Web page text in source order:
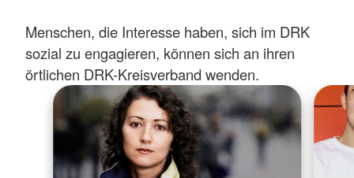
Menschen, die Interesse haben, sich im DRK
sozial zu engagieren, können sich an ihren
örtlichen DRK-Kreisverband wenden.